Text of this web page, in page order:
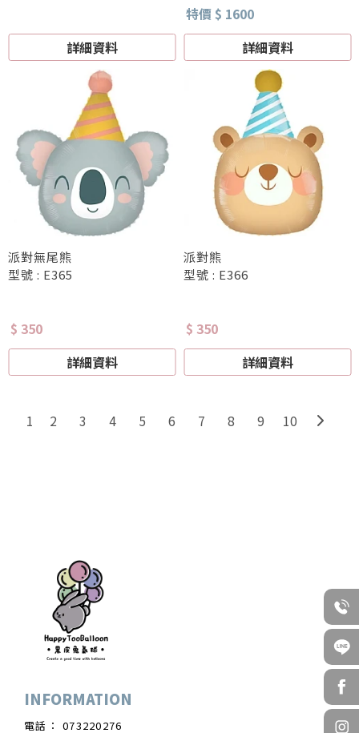
詳細資料
特價 $ 1600
詳細資料
派對無尾熊
型號 : E365
$ 350
詳細資料
派對熊
型號 : E366
$ 350
詳細資料
1 2 3 4 5 6 7 8 9 10
073220276